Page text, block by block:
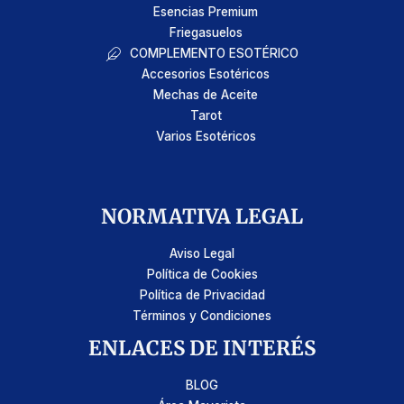
Esencias Premium
Friegasuelos
COMPLEMENTO ESOTÉRICO
Accesorios Esotéricos
Mechas de Aceite
Tarot
Varios Esotéricos
NORMATIVA LEGAL
Aviso Legal
Política de Cookies
Política de Privacidad
Términos y Condiciones
ENLACES DE INTERÉS
BLOG